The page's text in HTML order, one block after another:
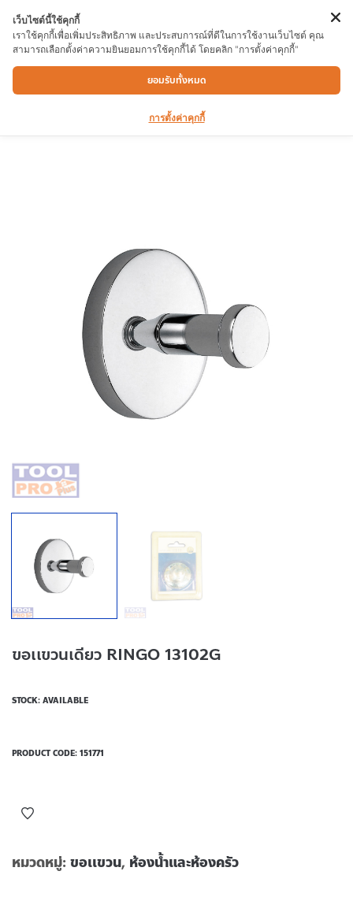
ขอเเขวนเดียว RINGO 13102G
ขอเเขวนเดียว RINGO 13102G
STOCK: AVAILABLE
PRODUCT CODE: 151771
หมวดหมู่: ขอเเขวน, ห้องน้ำและห้องครัว
เว็บไซต์นี้ใช้คุกกี้
เราใช้คุกกี้เพื่อเพิ่มประสิทธิภาพ และประสบการณ์ที่ดีในการใช้งานเว็บไซต์ คุณ
สามารถเลือกตั้งค่าความยินยอมการใช้คุกกี้ได้ โดยคลิก "การตั้งค่าคุกกี้"
ยอมรับทั้งหมด
การตั้งค่าคุกกี้